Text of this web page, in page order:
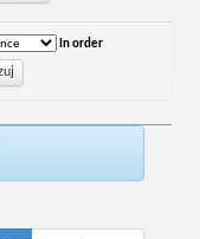
In order